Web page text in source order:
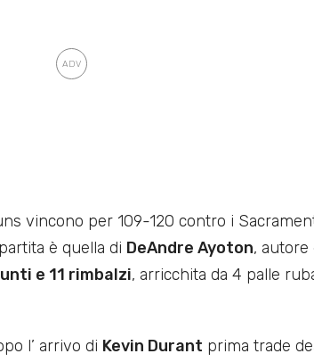
vincono per 109-120 contro i
è quella di DeAndre Ayoton, autore
e 11 rimbalzi, arricchita da 4 palle
l’ arrivo di Kevin Durant prima trade